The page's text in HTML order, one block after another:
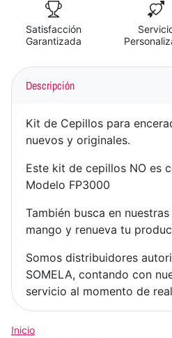
Satisfacción
Garantizada
Descripción
Kit de Cepillos para
nuevos y originales.
Este kit de cepillos NO es
Modelo FP3000
También busca en
mango y renueva tu
Somos distribuidores
SOMELA, contando con
servicio al momento de
Inicio